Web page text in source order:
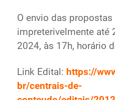
O envio das propostas
impreterivelmente até
2024, às 17h, horário
Link Edital: https://
br/centrais-de-